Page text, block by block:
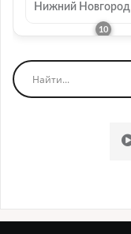
Нижний Новгород